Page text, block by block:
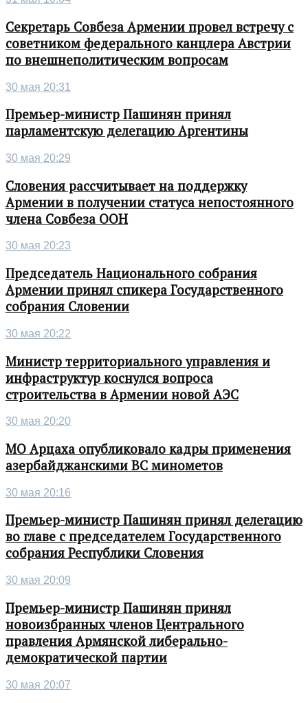
Секретарь Совбеза Армении провел встречу с
советником федерального канцлера Австрии
по внешнеполитическим вопросам
30 мая 20:31
Премьер-министр Пашинян принял
парламентскую делегацию Аргентины
30 мая 20:29
Словения рассчитывает на поддержку
Армении в получении статуса непостоянного
члена Совбеза ООН
30 мая 20:23
Председатель Национального собрания
Армении принял спикера Государственного
собрания Словении
30 мая 20:22
Министр территориального управления и
инфраструктур коснулся вопроса
строительства в Армении новой АЭС
30 мая 20:20
МО Арцаха опубликовало кадры применения
азербайджанскими ВС минометов
30 мая 20:16
Премьер-министр Пашинян принял делегацию
во главе с председателем Государственного
собрания Республики Словения
30 мая 20:09
Премьер-министр Пашинян принял
новоизбранных членов Центрального
правления Армянской либерально-
демократической партии
30 мая 20:07